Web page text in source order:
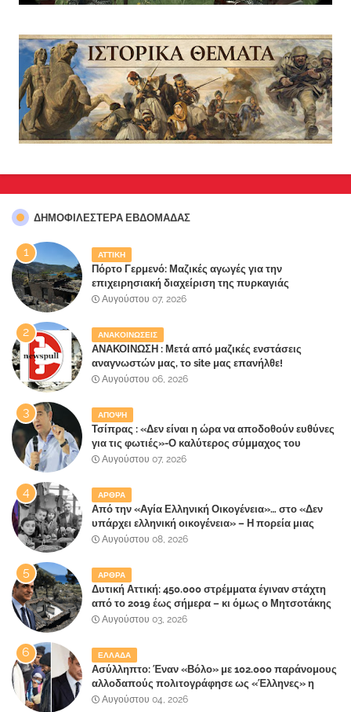
ΔΗΜΟΦΙΛΈΣΤΕΡΑ ΕΒΔΟΜΆΔΑΣ
ΑΤΤΙΚΗ
Πόρτο Γερμενό: Μαζικές αγωγές για την
επιχειρησιακή διαχείριση της πυρκαγιάς
ετοιμάζουν οι κάτοικοι!
Αυγούστου 07, 2026
ΑΝΑΚΟΙΝΩΣΕΙΣ
ΑΝΑΚΟΙΝΩΣΗ : Μετά από μαζικές ενστάσεις
αναγνωστών μας, το site μας επανήλθε!
Αυγούστου 06, 2026
ΑΠΟΨΗ
Τσίπρας : «Δεν είναι η ώρα να αποδοθούν ευθύνες
για τις φωτιές»-Ο καλύτερος σύμμαχος του
Μητσοτάκη
Αυγούστου 07, 2026
ΑΡΘΡΑ
Από την «Αγία Ελληνική Οικογένεια»… στο «Δεν
υπάρχει ελληνική οικογένεια» – Η πορεία μιας
κοινωνίας που κινδυνεύει να ξεχάσει ποια είναι
Αυγούστου 08, 2026
ΑΡΘΡΑ
Δυτική Αττική: 450.000 στρέμματα έγιναν στάχτη
από το 2019 έως σήμερα – κι όμως ο Μητσοτάκης
έλαβε 40% και 45% στις εκλογές του 2023,ενώ 50%
Αυγούστου 03, 2026
ΕΛΛΑΔΑ
Ασύλληπτο: Έναν «Βόλο» με 102.000 παράνομους
αλλοδαπούς πολιτογράφησε ως «Έλληνες» η
κυβέρνηση!
Αυγούστου 04, 2026